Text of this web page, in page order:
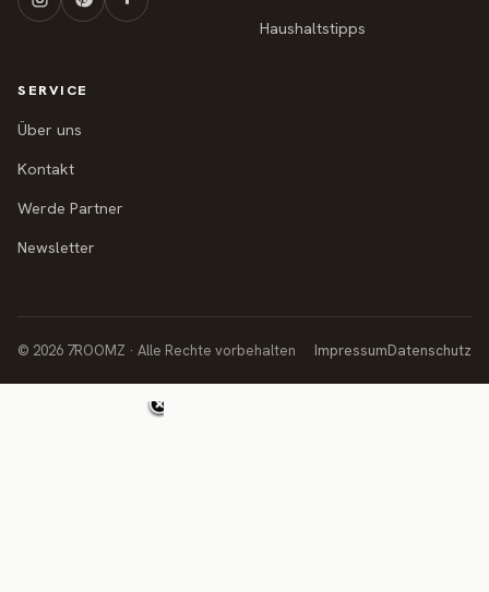
Haushaltstipps
SERVICE
Über uns
Kontakt
Werde Partner
Newsletter
© 2026 7ROOMZ · Alle Rechte vorbehalten ImpressumDatenschutz